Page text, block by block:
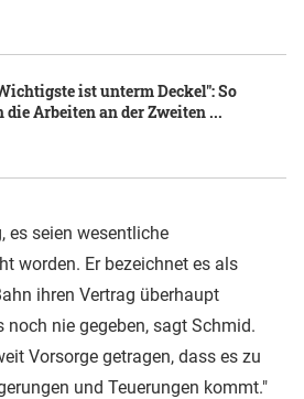
ist unterm Deckel": So
die Arbeiten an der Zweiten ...
es seien wesentliche
worden. Er bezeichnet es als
ihren Vertrag überhaupt
noch nie gegeben, sagt Schmid.
Vorsorge getragen, dass es zu
und Teuerungen kommt."